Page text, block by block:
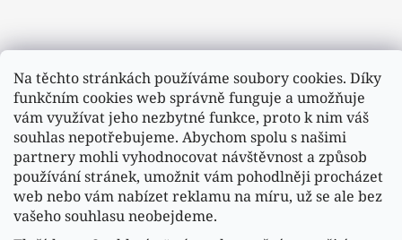
Na těchto stránkách používáme soubory cookies. Díky
funkčním cookies web správně funguje a umožňuje
vám využívat jeho nezbytné funkce, proto k nim váš
souhlas nepotřebujeme. Abychom spolu s našimi
partnery mohli vyhodnocovat návštěvnost a způsob
používání stránek, umožnit vám pohodlněji procházet
web nebo vám nabízet reklamu na míru, už se ale bez
vašeho souhlasu neobejdeme.